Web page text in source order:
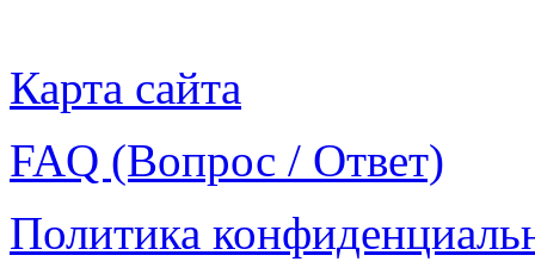
Карта сайта
FAQ (Вопрос / Ответ)
Политика